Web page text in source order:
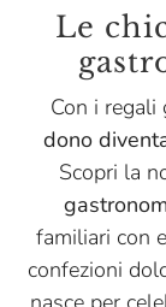
Le
Con i regali
dono
Scopri la
familiari con
confezioni